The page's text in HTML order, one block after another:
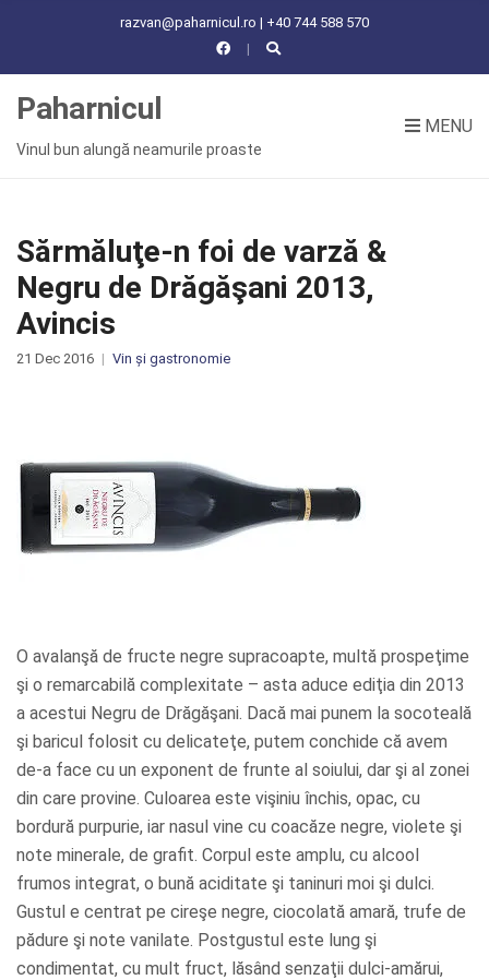
razvan@paharnicul.ro | +40 744 588 570
R
Paharnicul
Vinul bun alungă neamurile proaste
MENU
Sărmăluţe-n foi de varză &
Negru de Drăgăşani 2013,
Avincis
21 Dec 2016 Vin și gastronomie
O avalanşă de fructe negre supracoapte, multă prospeţime
şi o remarcabilă complexitate – asta aduce ediţia din 2013
a acestui Negru de Drăgăşani. Dacă mai punem la socoteală
şi baricul folosit cu delicateţe, putem conchide că avem
de-a face cu un exponent de frunte al soiului, dar şi al zonei
din care provine. Culoarea este vişiniu închis, opac, cu
bordură purpurie, iar nasul vine cu coacăze negre, violete şi
note minerale, de grafit. Corpul este amplu, cu alcool
frumos integrat, o bună aciditate şi taninuri moi şi dulci.
Gustul e centrat pe cireşe negre, ciocolată amară, trufe de
pădure şi note vanilate. Postgustul este lung şi
condimentat, cu mult fruct, lăsând senzaţii dulci-amărui,